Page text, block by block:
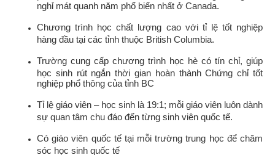
nghỉ mát quanh năm phổ biến nhất ở Canada.
Chương trình học chất lượng cao với tỉ lệ tốt nghiệp
hàng đầu tại các tỉnh thuộc British Columbia.
Trường cung cấp chương trình học hè có tín chỉ, giúp
học sinh rút ngắn thời gian hoàn thành Chứng chỉ tốt
nghiệp phổ thông của tỉnh BC
Tỉ lệ giáo viên – học sinh là 19:1; mỗi giáo viên luôn dành
sự quan tâm chu đáo đến từng sinh viên quốc tế.
Có giáo viên quốc tế tại mỗi trường trung học để chăm
sóc học sinh quốc tế